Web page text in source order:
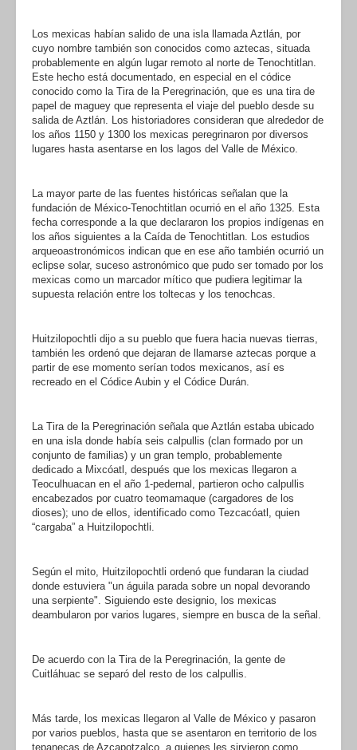
Los mexicas habían salido de una isla llamada Aztlán, por
cuyo nombre también son conocidos como aztecas, situada
probablemente en algún lugar remoto al norte de Tenochtitlan.
Este hecho está documentado, en especial en el códice
conocido como la Tira de la Peregrinación, que es una tira de
papel de maguey que representa el viaje del pueblo desde su
salida de Aztlán. Los historiadores consideran que alrededor de
los años 1150 y 1300 los mexicas peregrinaron por diversos
lugares hasta asentarse en los lagos del Valle de México.
La mayor parte de las fuentes históricas señalan que la
fundación de México-Tenochtitlan ocurrió en el año 1325. Esta
fecha corresponde a la que declararon los propios indígenas en
los años siguientes a la Caída de Tenochtitlan. Los estudios
arqueoastronómicos indican que en ese año también ocurrió un
eclipse solar, suceso astronómico que pudo ser tomado por los
mexicas como un marcador mítico que pudiera legitimar la
supuesta relación entre los toltecas y los tenochcas.
Huitzilopochtli dijo a su pueblo que fuera hacia nuevas tierras,
también les ordenó que dejaran de llamarse aztecas porque a
partir de ese momento serían todos mexicanos, así es
recreado en el Códice Aubin y el Códice Durán.
La Tira de la Peregrinación señala que Aztlán estaba ubicado
en una isla donde había seis calpullis (clan formado por un
conjunto de familias) y un gran templo, probablemente
dedicado a Mixcóatl, después que los mexicas llegaron a
Teoculhuacan en el año 1-pedernal, partieron ocho calpullis
encabezados por cuatro teomamaque (cargadores de los
dioses); uno de ellos, identificado como Tezcacóatl, quien
“cargaba” a Huitzilopochtli.
Según el mito, Huitzilopochtli ordenó que fundaran la ciudad
donde estuviera "un águila parada sobre un nopal devorando
una serpiente". Siguiendo este designio, los mexicas
deambularon por varios lugares, siempre en busca de la señal.
De acuerdo con la Tira de la Peregrinación, la gente de
Cuitláhuac se separó del resto de los calpullis.
Más tarde, los mexicas llegaron al Valle de México y pasaron
por varios pueblos, hasta que se asentaron en territorio de los
tepanecas de Azcapotzalco, a quienes les sirvieron como